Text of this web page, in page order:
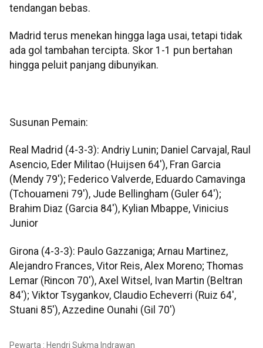
tendangan bebas.
Madrid terus menekan hingga laga usai, tetapi tidak
ada gol tambahan tercipta. Skor 1-1 pun bertahan
hingga peluit panjang dibunyikan.
Susunan Pemain:
Real Madrid (4-3-3): Andriy Lunin; Daniel Carvajal, Raul
Asencio, Eder Militao (Huijsen 64'), Fran Garcia
(Mendy 79'); Federico Valverde, Eduardo Camavinga
(Tchouameni 79'), Jude Bellingham (Guler 64');
Brahim Diaz (Garcia 84'), Kylian Mbappe, Vinicius
Junior
Girona (4-3-3): Paulo Gazzaniga; Arnau Martinez,
Alejandro Frances, Vitor Reis, Alex Moreno; Thomas
Lemar (Rincon 70'), Axel Witsel, Ivan Martin (Beltran
84'); Viktor Tsygankov, Claudio Echeverri (Ruiz 64',
Stuani 85'), Azzedine Ounahi (Gil 70')
Pewarta : Hendri Sukma Indrawan